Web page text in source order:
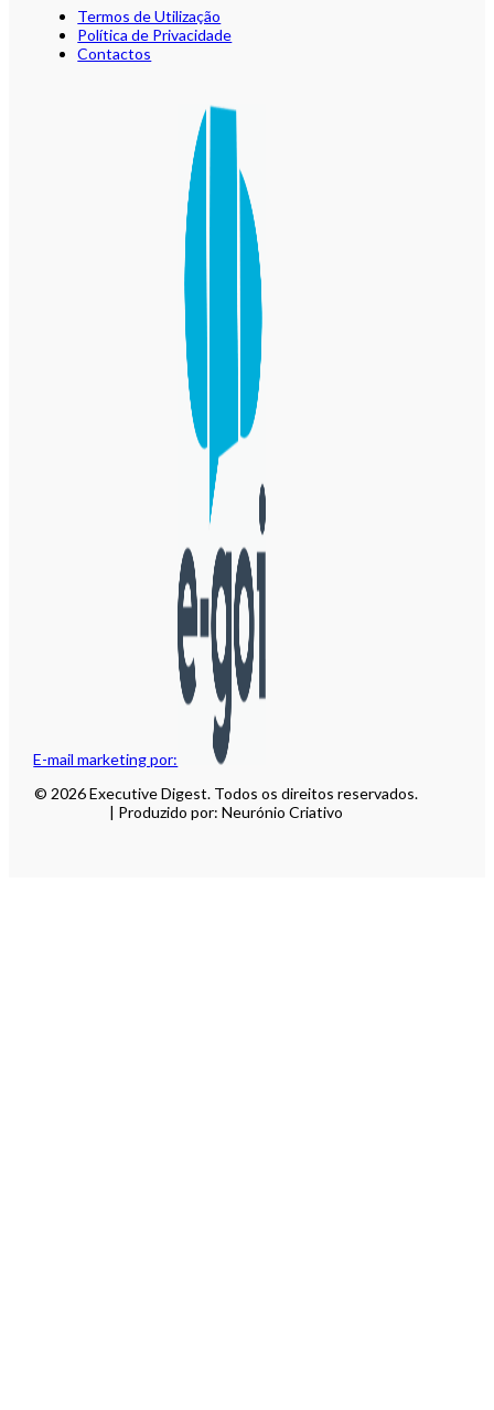
E-mail marketing por:
Termos de Utilização
Política de Privacidade
Contactos
© 2026 Executive Digest. Todos os direitos reservados.
| Produzido por: Neurónio Criativo